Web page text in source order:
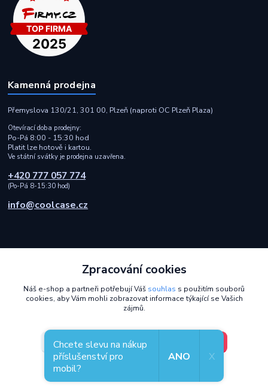
Kamenná prodejna
Přemyslova 130/21, 301 00, Plzeň (naproti OC Plzeň Plaza)
Otevírací doba prodejny:
Po-Pá 8:00 - 15:30 hod
Platit lze hotově i kartou.
Ve státní svátky je prodejna uzavřena.
+420 777 057 774
(Po-Pá 8-15:30 hod)
info@coolcase.cz
Rychlá a spolehlivá doprava i bezpečná online platba
2014 - 2026 © Coolcase.cz - Pouzdra, kryty, obaly, ochranná skla a
Design odOndrejDvorak.com.
Zpracování cookies
Náš e-shop a partneři potřebují Váš souhlas s použitím souborů
cookies, aby Vám mohli zobrazovat informace týkající se Vašich
zájmů.
Nastavení V pořádku, jdu si vybrat
Souhlas můžete odmítnout
Chcete slevu na nákup
příslušenství pro
mobil?
ANO X